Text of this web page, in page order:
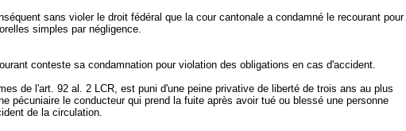
sans violer le droit fédéral que la cour cantonale a condamné le recourant pour
simples par négligence.
conteste sa condamnation pour violation des obligations en cas d'accident.
de l'art. 92 al. 2 LCR, est puni d'une peine privative de liberté de trois ans au plus
pécuniaire le conducteur qui prend la fuite après avoir tué ou blessé une personne
de la circulation.